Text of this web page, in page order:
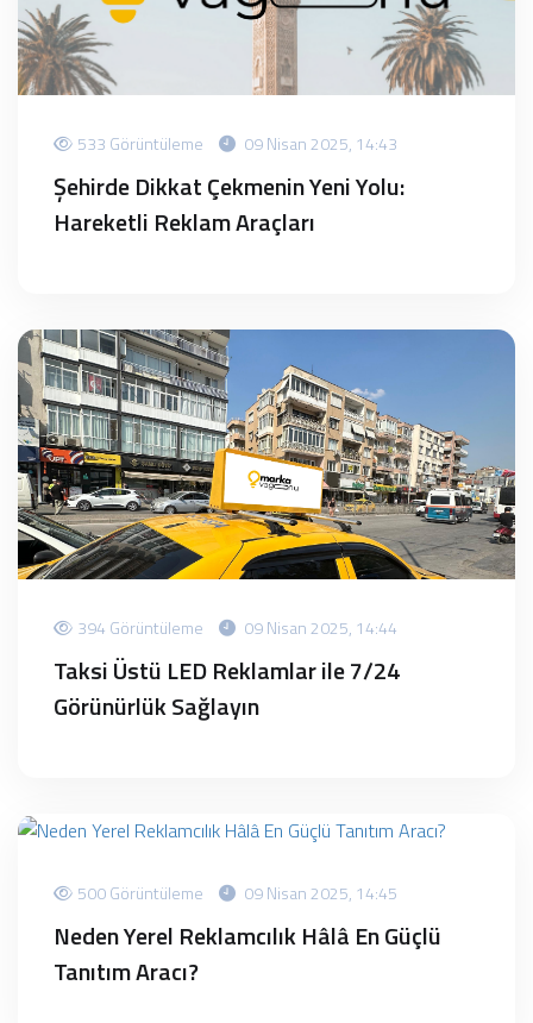
533 Görüntüleme 09 Nisan 2025, 14:43
Şehirde Dikkat Çekmenin Yeni Yolu:
Hareketli Reklam Araçları
394 Görüntüleme 09 Nisan 2025, 14:44
Taksi Üstü LED Reklamlar ile 7/24
Görünürlük Sağlayın
500 Görüntüleme 09 Nisan 2025, 14:45
Neden Yerel Reklamcılık Hâlâ En Güçlü
Tanıtım Aracı?